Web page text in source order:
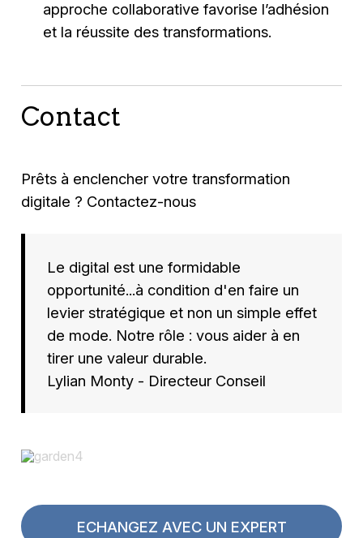
approche collaborative favorise l’adhésion
et la réussite des transformations.
Contact
Prêts à enclencher votre transformation
digitale ? Contactez-nous
Le digital est une formidable
opportunité...à condition d'en faire un
levier stratégique et non un simple effet
de mode. Notre rôle : vous aider à en
tirer une valeur durable.
Lylian Monty - Directeur Conseil
ECHANGEZ AVEC UN EXPERT